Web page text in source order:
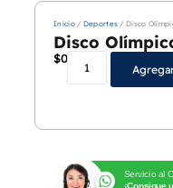
Inicio/ Deportes / Disco
Disco
$0
Servicio al